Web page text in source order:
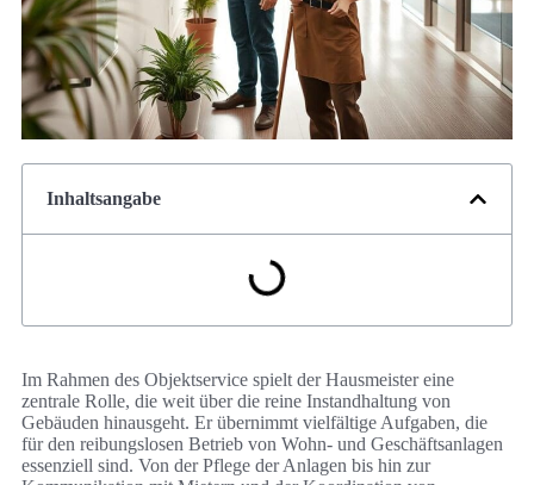
Inhaltsangabe
Im Rahmen des Objektservice spielt der Hausmeister eine
zentrale Rolle, die weit über die reine Instandhaltung von
Gebäuden hinausgeht. Er übernimmt vielfältige Aufgaben, die
für den reibungslosen Betrieb von Wohn- und Geschäftsanlagen
essenziell sind. Von der Pflege der Anlagen bis hin zur